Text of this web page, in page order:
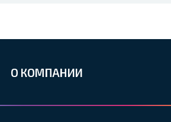
О КОМПАНИИ